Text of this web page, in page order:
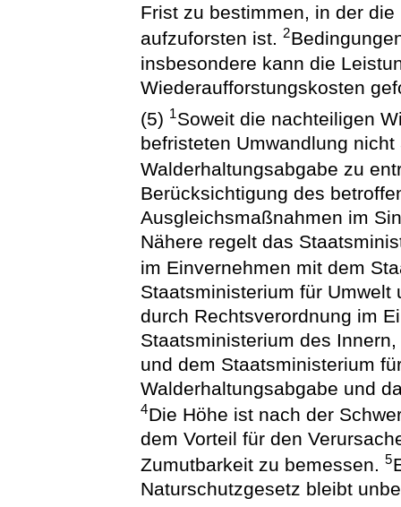
Frist zu bestimmen, in der
aufzuforsten ist.2
insbesondere kann die
Wiederaufforstungskosten
(5) 1Soweit die nachteiligen
befristeten Umwandlung
Walderhaltungsabgabe zu
Berücksichtigung des
Ausgleichsmaßnahmen im
Nähere regelt das
im Einvernehmen mit dem
Staatsministerium für
durch Rechtsverordnung im
Staatsministerium des
und dem Staatsministerium
Walderhaltungsabgabe und
4Die Höhe ist nach der
dem Vorteil für den
Zumutbarkeit zu bemessen.5
Naturschutzgesetz bleibt